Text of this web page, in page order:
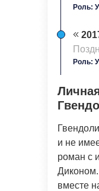
Роль:
Роль:
и не
роман с
вместе